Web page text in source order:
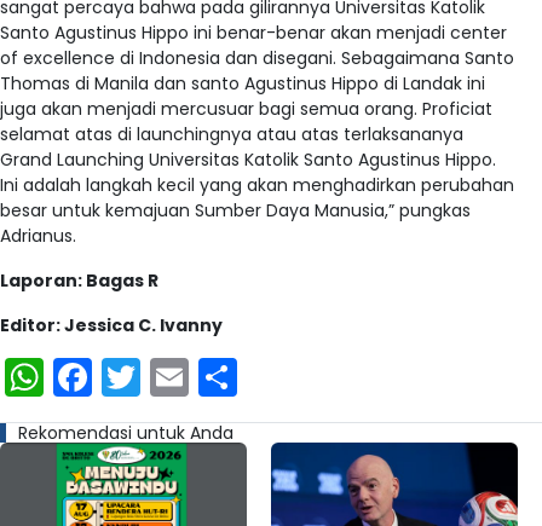
sangat percaya bahwa pada gilirannya Universitas Katolik
Santo Agustinus Hippo ini benar-benar akan menjadi center
of excellence di Indonesia dan disegani. Sebagaimana Santo
Thomas di Manila dan santo Agustinus Hippo di Landak ini
juga akan menjadi mercusuar bagi semua orang. Proficiat
selamat atas di launchingnya atau atas terlaksananya
Grand Launching Universitas Katolik Santo Agustinus Hippo.
Ini adalah langkah kecil yang akan menghadirkan perubahan
besar untuk kemajuan Sumber Daya Manusia,” pungkas
Adrianus.
Laporan: Bagas R
Editor: Jessica C. Ivanny
WhatsApp
Facebook
Twitter
Email
Rekomendasi untuk Anda